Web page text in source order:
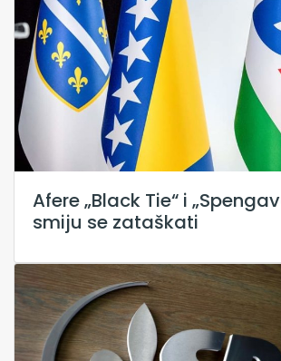
Afere „Black Tie“ i
smiju se zataškati